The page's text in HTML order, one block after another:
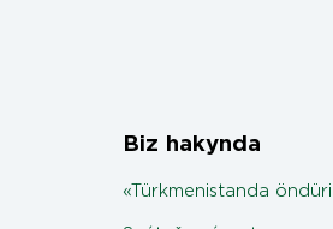
Biz hakynda
«Türkmenistanda